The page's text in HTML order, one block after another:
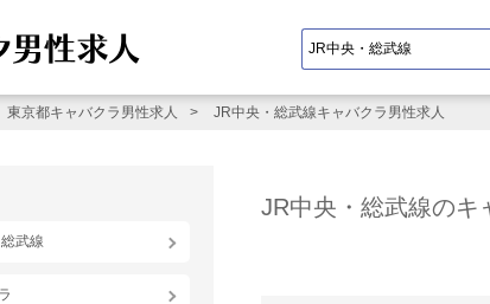
東京都キャバクラ男性求人 JR中央・総武線キャバクラ男性求人
JR中央・総武線のキ
武線